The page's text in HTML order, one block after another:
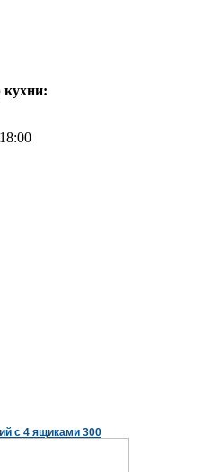
кухни:
с 4 ящиками 300